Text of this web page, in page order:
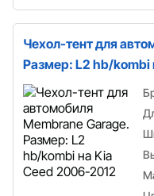
Чехол-тент для
Размер: L2 hb/kombi